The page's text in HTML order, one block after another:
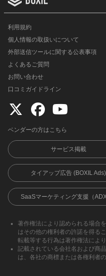
利用規約
個人情報の取扱いについて
外部送信ツールに関する公表事項
よくあるご質問
お問い合わせ
口コミガイドライン
ベンダーの方はこちら
サービス掲載
タイアップ広告 (BOXIL Ads)
SaaSマーケティング支援（
著作権法により認められる場合
はその他の権利者の許諾を得る
転載等する行為は著作権法によ
記載されている会社名および商
は、各社の商標または各権利者